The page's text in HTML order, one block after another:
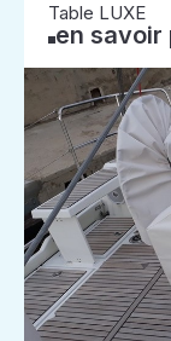
Table LUXE
en savoir